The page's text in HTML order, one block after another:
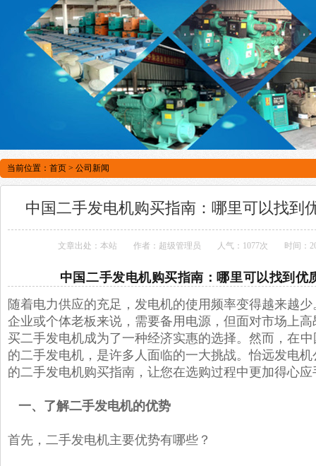
当前位置： 首页 > 公司新闻
中国二手发电机购买指南：哪里可以找到
文章出处：本站 作者：超级管理员 人气：1077次 时间：
中国二手发电机购买指南：哪里可以找到优
随着电力供应的充足，发电机的使用频率变得越来越
企业或个体老板来说，需要备用电源，但面对市场上
买二手发电机成为了一种经济实惠的选择。然而， 在中
的二手发电机，是许多人面临的一大挑战。怡远发电
的二手发电机购买指南，让您在选购过程中更加得心应
一、了解二手发电机的优势
首先，二手发电机主要优势有哪些？